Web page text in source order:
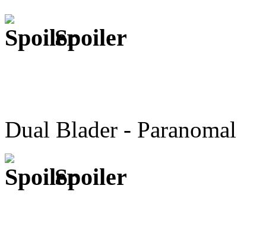
Spoiler
Dual Blader - Paranomal
Spoiler